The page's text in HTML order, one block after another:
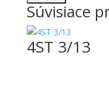
Súvisiace
4ST 3/13